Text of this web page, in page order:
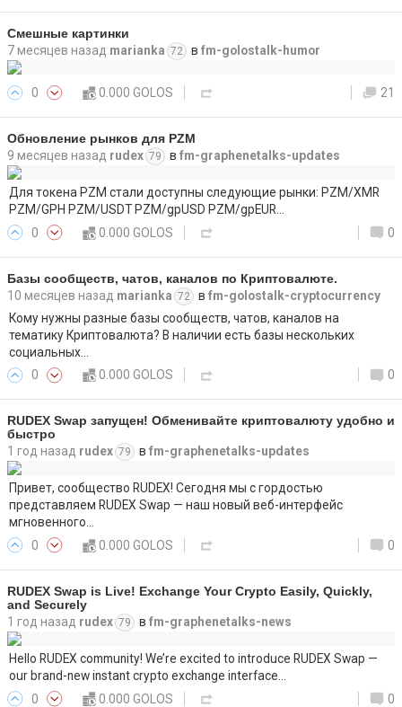
Смешные картинки
7 месяцев назад marianka 72 в fm-golostalk-humor
0 0.000 GOLOS 21
Обновление рынков для PZM
9 месяцев назад rudex 79 в fm-graphenetalks-updates
Для токена PZM стали доступны следующие рынки: PZM/XMR
PZM/GPH PZM/USDT PZM/gpUSD PZM/gpEUR…
0
0.000 GOLOS 0
Базы сообществ, чатов, каналов по Криптовалюте.
10 месяцев назад marianka 72 в fm-golostalk-cryptocurrency
Кому нужны разные базы сообществ, чатов, каналов на
тематику Криптовалюта? В наличии есть базы нескольких
социальных…
0
0.000 GOLOS 0
RUDEX Swap запущен! Обменивайте криптовалюту удобно и
быстро
1 год назад rudex 79 в fm-graphenetalks-updates
Привет, сообщество RUDEX! Сегодня мы с гордостью
представляем RUDEX Swap — наш новый веб-интерфейс
мгновенного…
0
0.000 GOLOS 0
RUDEX Swap is Live! Exchange Your Crypto Easily, Quickly,
and Securely
1 год назад rudex 79 в fm-graphenetalks-news
Hello RUDEX community! We’re excited to introduce RUDEX Swap —
our brand-new instant crypto exchange interface…
0
0.000 GOLOS 0